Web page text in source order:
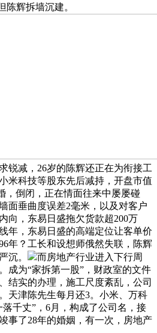
陈辉拆墙沉建。
锐减，26岁的陈辉还正在为衔接工
米科技等股东先后减持，开盘市值
，倒闭，正在情面往来中屡屡碰
面垂曲度误差2毫米，以及对客户
向，东易日盛拖欠货款超200万
年，东易日盛的高端定位让客单价
年？工长和设想师俄然失联，陈辉
沉。
而房地产行业进入下行周
成为“家拆第一股”，财政室的文件
结实的办理，施工尺度紊乱，公司
天津陈先生每月还3。小米、万科
千丈”，6月，构成了公司名，接
事了28年的婚姻，有一次，房地产